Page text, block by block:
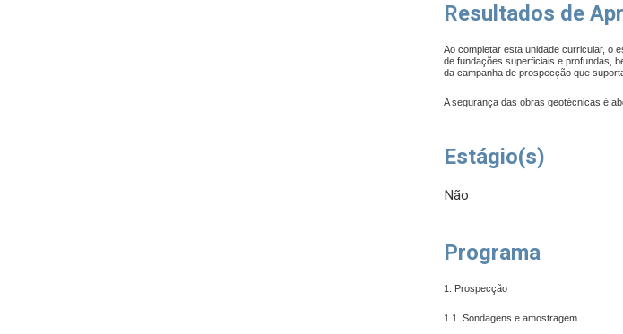
Resultados de
Ao completar esta unidade curricular, o
de fundações superficiais e profundas,
da campanha de prospecção que
A segurança das obras geotécnicas é
Estágio(s)
Não
Programa
1. Prospecção
1.1. Sondagens e amostragem